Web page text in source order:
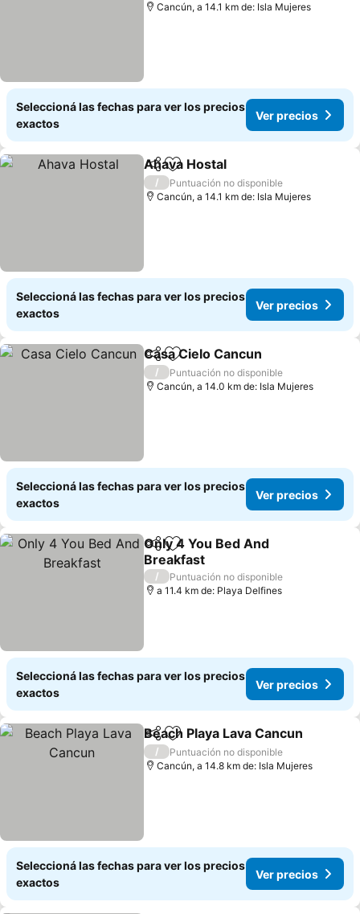
Cancún, a 14.1 km de: Isla Mujeres
Seleccioná las fechas para ver los precios
exactos
Ver precios
CompartirAñadir a favoritos
Ahava Hostal
/
Puntuación no disponible
Cancún, a 14.1 km de: Isla Mujeres
Seleccioná las fechas para ver los precios
exactos
Ver precios
CompartirAñadir a favoritos
Casa Cielo Cancun
/
Puntuación no disponible
Cancún, a 14.0 km de: Isla Mujeres
Seleccioná las fechas para ver los precios
exactos
Ver precios
CompartirAñadir a favoritos
Only 4 You Bed And
Breakfast
/
Puntuación no disponible
a 11.4 km de: Playa Delfines
Seleccioná las fechas para ver los precios
exactos
Ver precios
CompartirAñadir a favoritos
Beach Playa Lava Cancun
/
Puntuación no disponible
Cancún, a 14.8 km de: Isla Mujeres
Seleccioná las fechas para ver los precios
exactos
Ver precios